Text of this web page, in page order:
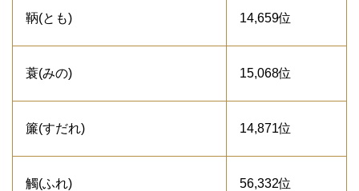
鞆(とも) 14,659位
蓑(みの) 15,068位
簾(すだれ) 14,871位
觸(ふれ) 56,332位